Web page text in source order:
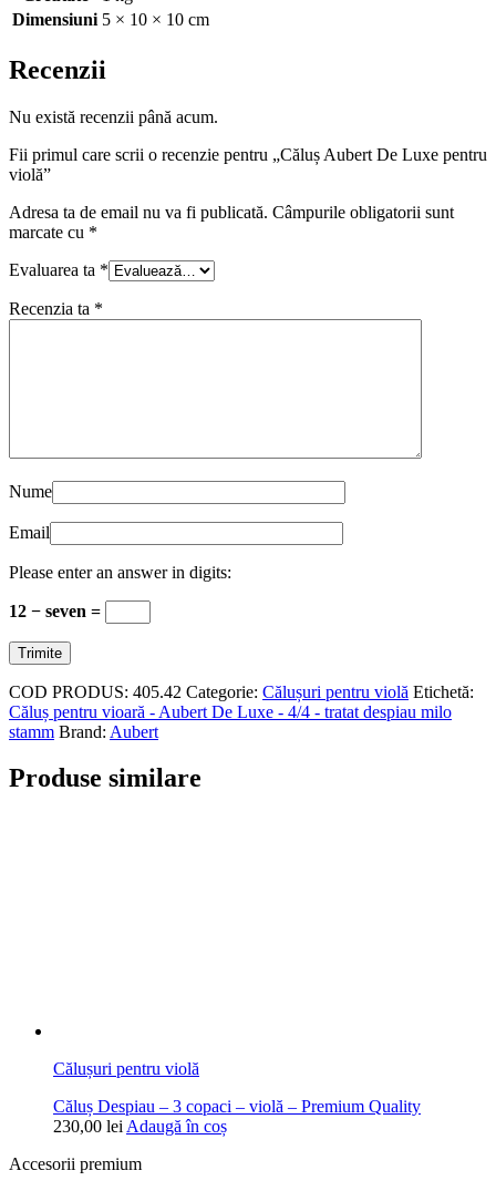
Dimensiuni 5 × 10 × 10 cm
Recenzii
Nu există recenzii până acum.
Fii primul care scrii o recenzie pentru „Căluș Aubert De Luxe pentru
violă”
Adresa ta de email nu va fi publicată. Câmpurile obligatorii sunt
marcate cu *
Evaluarea ta *
Recenzia ta *
Nume
Email
Please enter an answer in digits:
12 − seven =
COD PRODUS: 405.42 Categorie: Călușuri pentru violă Etichetă:
Căluș pentru vioară - Aubert De Luxe - 4/4 - tratat despiau milo
stamm Brand: Aubert
Produse similare
Călușuri pentru violă
Căluș Despiau – 3 copaci – violă – Premium Quality
230,00 lei Adaugă în coș
Accesorii premium